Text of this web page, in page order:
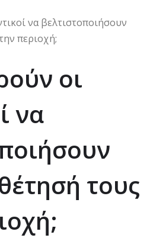
οι
να
τους